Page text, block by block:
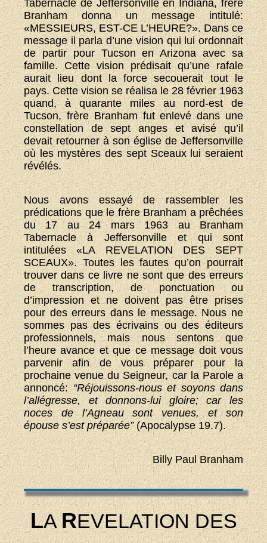
Tabernacle de Jeffersonville en Indiana, frère
Branham donna un message intitulé:
«MESSIEURS, EST-CE L’HEURE?». Dans ce
message il parla d’une vision qui lui ordonnait
de partir pour Tucson en Arizona avec sa
famille. Cette vision prédisait qu’une rafale
aurait lieu dont la force secouerait tout le
pays. Cette vision se réalisa le 28 février 1963
quand, à quarante miles au nord-est de
Tucson, frère Branham fut enlevé dans une
constellation de sept anges et avisé qu’il
devait retourner à son église de Jeffersonville
où les mystères des sept Sceaux lui seraient
révélés.
Nous avons essayé de rassembler les
prédications que le frère Branham a prêchées
du 17 au 24 mars 1963 au Branham
Tabernacle à Jeffersonville et qui sont
intitulées «LA REVELATION DES SEPT
SCEAUX». Toutes les fautes qu’on pourrait
trouver dans ce livre ne sont que des erreurs
de transcription, de ponctuation ou
d’impression et ne doivent pas être prises
pour des erreurs dans le message. Nous ne
sommes pas des écrivains ou des éditeurs
professionnels, mais nous sentons que
l’heure avance et que ce message doit vous
parvenir afin de vous préparer pour la
prochaine venue du Seigneur, car la Parole a
annoncé:“Réjouissons-nous et soyons dans
l’allégresse, et donnons-lui gloire; car les
noces de l’Agneau sont venues, et son
épouse s’est préparée”(Apocalypse 19.7).
Billy Paul Branham
LAREVELATION DES